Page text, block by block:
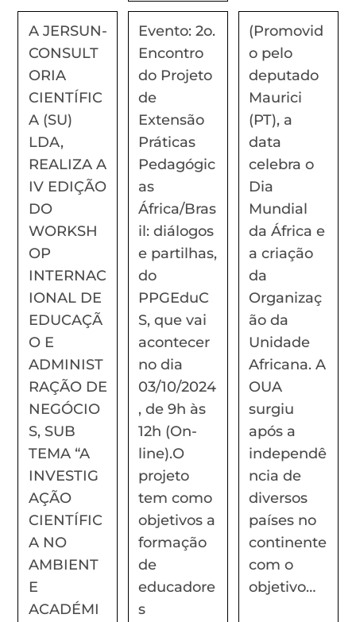
A JERSUN-
CONSULT
ORIA
CIENTÍFIC
A (SU)
LDA,
REALIZA A
IV EDIÇÃO
DO
WORKSH
OP
INTERNAC
IONAL DE
EDUCAÇÃ
O E
ADMINIST
RAÇÃO DE
NEGÓCIO
S, SUB
TEMA “A
INVESTIG
AÇÃO
CIENTÍFIC
A NO
AMBIENT
E
ACADÉMI
Evento: 2o.
Encontro
do Projeto
de
Extensão
Práticas
Pedagógic
as
África/Bras
il: diálogos
e partilhas,
do
PPGEduC
S, que vai
acontecer
no dia
03/10/2024
, de 9h às
12h (On-
line).O
projeto
tem como
objetivos a
formação
de
educadore
s
(Promovid
o pelo
deputado
Maurici
(PT), a
data
celebra o
Dia
Mundial
da África e
a criação
da
Organizaç
ão da
Unidade
Africana. A
OUA
surgiu
após a
independê
ncia de
diversos
países no
continente
com o
objetivo…